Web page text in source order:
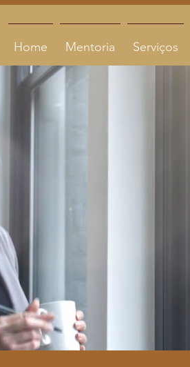
Home Mentoria Serviços